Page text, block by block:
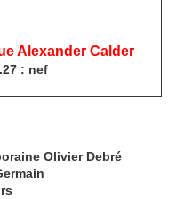
Alexander Calder
: nef
Olivier Debré